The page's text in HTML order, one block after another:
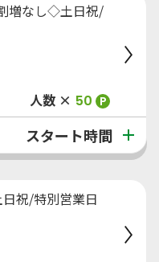
増なし◇土日祝/
人数 × 50 P
スタート時間
祝/特別営業日